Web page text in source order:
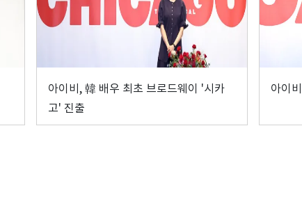
아이비, 韓 배우 최초 브로드웨이 '시카
고' 진출
아이